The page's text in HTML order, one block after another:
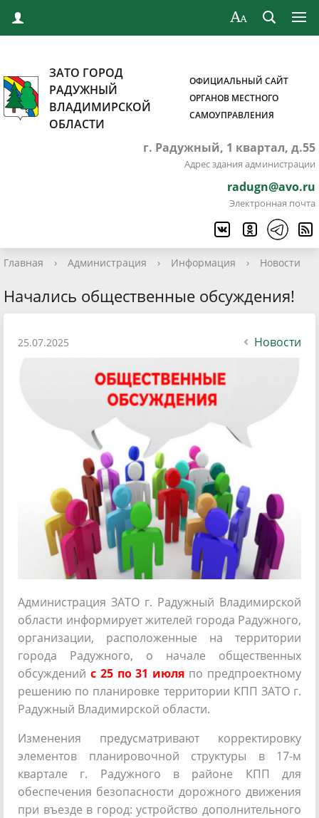
ЗАТО ГОРОД
РАДУЖНЫЙ
ВЛАДИМИРСКОЙ
ОБЛАСТИ
ОФИЦИАЛЬНЫЙ САЙТ
ОРГАНОВ МЕСТНОГО
САМОУПРАВЛЕНИЯ
г. Радужный, 1 квартал, д.55
Адрес здания администрации
radugn@avo.ru
Электронная почта
Главная › Администрация › Информация › Новости
Начались общественные обсуждения!
25.07.2025 Новости
Администрация ЗАТО г. Радужный Владимирской
области информирует жителей города Радужного,
организации, расположенные на территории
города Радужного, о начале общественных
обсуждений с 25 по 31 июля по предпроектному
решению по планировке территории КПП ЗАТО г.
Радужный Владимирской области.
Изменения предусматривают корректировку
элементов планировочной структуры в 17-м
квартале г. Радужного в районе КПП для
обеспечения безопасности дорожного движения
при въезде в город: устройство дополнительного